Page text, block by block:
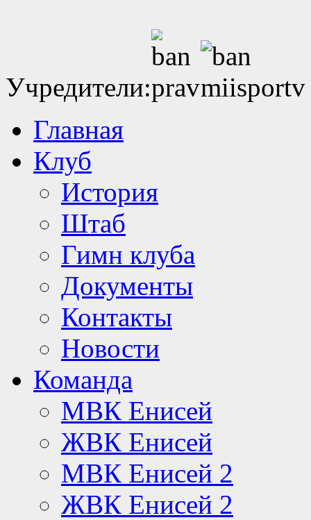
Учредители:
Главная
Клуб
История
Штаб
Гимн клуба
Документы
Контакты
Новости
Команда
МВК Енисей
ЖВК Енисей
МВК Енисей 2
ЖВК Енисей 2